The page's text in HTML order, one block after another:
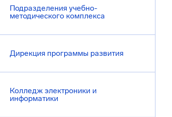
Подразделения учебно-
методического комплекса
Дирекция программы развития
Колледж электроники и
информатики